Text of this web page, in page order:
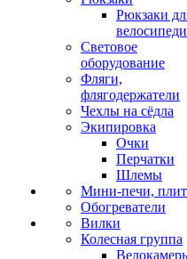
Рюкзаки
Световое
оборудование
Фляги,
флягодержатели
Чехлы на сёдла
Экипировка
Очки
Перчатки
Шлемы
Мини-печи,
Обогреватели
Вилки
Колесная группа